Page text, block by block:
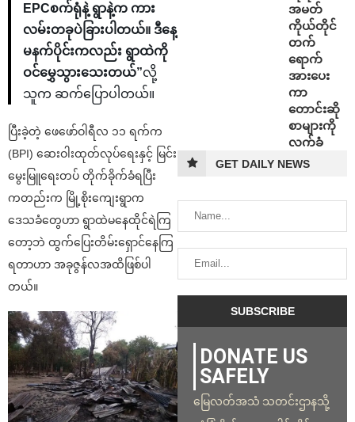
EPCစက်ရုံနဲ့ ရွာနဲ့က ကား
လမ်းတခုပဲခြားပါတယ်။ ဒီနေ့
မနက်ပိုင်းကလည်း ရွာထဲကို
ဝင်မွှေသွားသေးတယ်”လို့
သူက ဆက်ပြောပါတယ်။
ပြီးခဲ့တဲ့ ဖေဖော်ဝါရီလ ၁၁ ရက်က
(BPI) ဆေးဝါးထုတ်လုပ်ရေးနှင့် မြင်း
မွေးမြူရေးတပ် တိုက်ခိုက်ခံရပြီး
ကတည်းက မြို့စိုးကျေးရွာက
ဒေသခံတွေဟာ ရွာထဲမနေထိုင်ရဲကြ
တော့ဘဲ ထွက်ပြေးတိမ်းရှောင်နေကြ
ရတာဟာ အခုဇွန်လအထိဖြစ်ပါ
တယ်။
အမတ်
ကိုယ်တိုင်
တက်
ရောက်
အားပေး
ကာ
တောင်းဆို
စာများကို
လက်ခံ
GET DAILY NEWS
DONATE US
SAFELY
မြေလတ်အသံ သတင်းဌာနသို့